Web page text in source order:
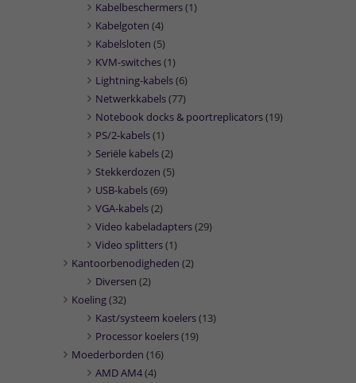
Kabelbeschermers(1)
Kabelgoten (4)
Kabelsloten (5)
KVM-switches(1)
Lightning-kabels(6)
Netwerkkabels(77)
Notebook docks & poortreplicators(19)
PS/2-kabels(1)
Seriële kabels(2)
Stekkerdozen (5)
USB-kabels(69)
VGA-kabels(2)
Video kabeladapters(29)
Video splitters(1)
Kantoorbenodigheden (2)
Diversen (2)
Koeling(32)
Kast/systeem koelers(13)
Processor koelers(19)
Moederborden (16)
AMD AM4(4)